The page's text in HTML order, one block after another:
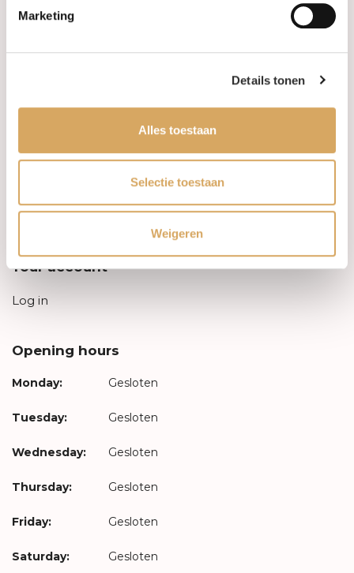
Marketing
Details tonen
Alles toestaan
Selectie toestaan
Weigeren
Leveringsvoorwaarden
Privacy Policy
Your account
Log in
Opening hours
Monday: Gesloten
Tuesday: Gesloten
Wednesday: Gesloten
Thursday: Gesloten
Friday: Gesloten
Saturday: Gesloten